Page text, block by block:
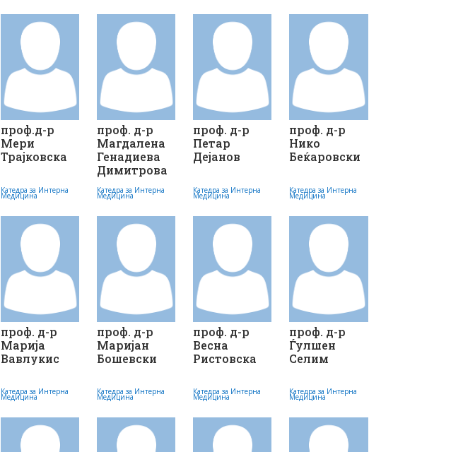
проф.д-р
Мери
Трајковска
Катедра за Интерна
Медицина
проф. д-р
Магдалена
Генадиева
Димитрова
Катедра за Интерна
Медицина
проф. д-р
Петар
Дејанов
Катедра за Интерна
Медицина
проф. д-р
Нико
Беќаровски
Катедра за Интерна
Медицина
проф. д-р
Марија
Вавлукис
Катедра за Интерна
Медицина
проф. д-р
Маријан
Бошевски
Катедра за Интерна
Медицина
проф. д-р
Весна
Ристовска
Катедра за Интерна
Медицина
проф. д-р
Ѓулшен
Селим
Катедра за Интерна
Медицина